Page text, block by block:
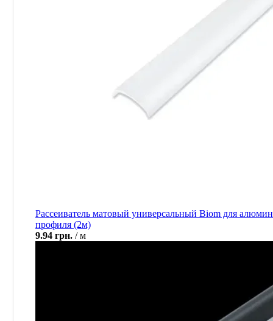
Рассеиватель матовый универсальный Biom для
профиля (2м)
9.94 грн. м